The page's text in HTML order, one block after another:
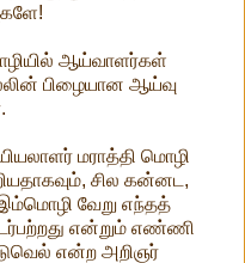
ஆய்வாளர்கள்
பிழையான ஆய்வு
மராத்தி மொழி
சில கன்னட,
வேறு எந்தத்
என்றும் எண்ணி
என்ற அறிஞர்